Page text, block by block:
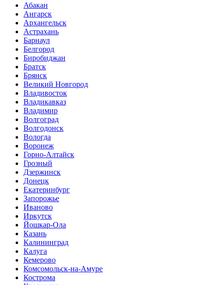
Абакан
Ангарск
Архангельск
Астрахань
Барнаул
Белгород
Биробиджан
Братск
Брянск
Великий Новгород
Владивосток
Владикавказ
Владимир
Волгоград
Волгодонск
Вологда
Воронеж
Горно-Алтайск
Грозный
Дзержинск
Донецк
Екатеринбург
Запорожье
Иваново
Иркутск
Йошкар-Ола
Казань
Калининград
Калуга
Кемерово
Комсомольск-на-Амуре
Кострома